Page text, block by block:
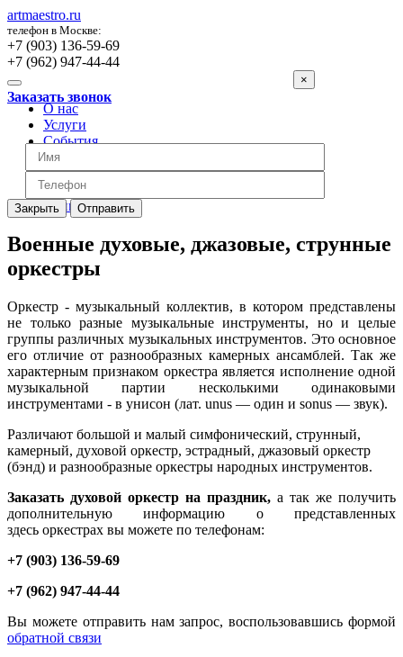
artmaestro.ru
телефон в Москве:
+7 (903) 136-59-69
+7 (962) 947-44-44
Заказать звонок
×
Закрыть Отправить
О нас
Услуги
События
Вопросы
Отзывы
Обратная связь
Цены
Военные духовые, джазовые, струнные
оркестры
Оркестр - музыкальный коллектив, в котором представлены
не только разные музыкальные инструменты, но и целые
группы различных музыкальных инструментов. Это основное
его отличие от разнообразных камерных ансамблей. Так же
характерным признаком оркестра является исполнение одной
музыкальной партии несколькими одинаковыми
инструментами - в унисон (лат. unus — один и sonus — звук).
Различают большой и малый симфонический, струнный,
камерный, духовой оркестр, эстрадный, джазовый оркестр
(бэнд) и разнообразные оркестры народных инструментов.
Заказать духовой оркестр на праздник, а так же получить
дополнительную информацию о представленных
здесь оркестрах вы можете по телефонам:
+7 (903) 136-59-69
+7 (962) 947-44-44
Вы можете отправить нам запрос, воспользовавшись формой
обратной связи